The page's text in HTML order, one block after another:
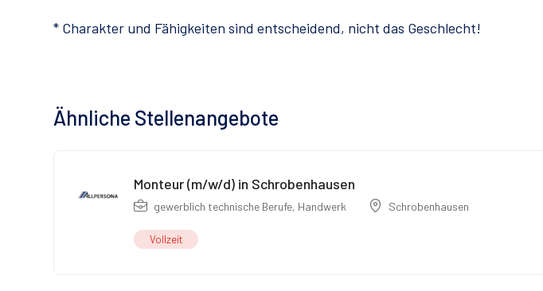
* Charakter und Fähigkeiten sind entscheidend, nicht das Geschlecht!
Ähnliche Stellenangebote
Monteur (m/w/d) in Schrobenhausen
gewerblich technische Berufe, Handwerk Schrobenhausen
Vollzeit